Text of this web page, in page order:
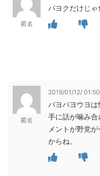
匿名
パヨクだけじ
匿名
2019/01/12/
パヨパヨウヨ
手に話が噛み
メントが野党
からね。